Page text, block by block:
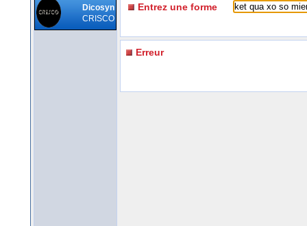
Dicosyn
CRISCO
Entrez une forme
Erreur